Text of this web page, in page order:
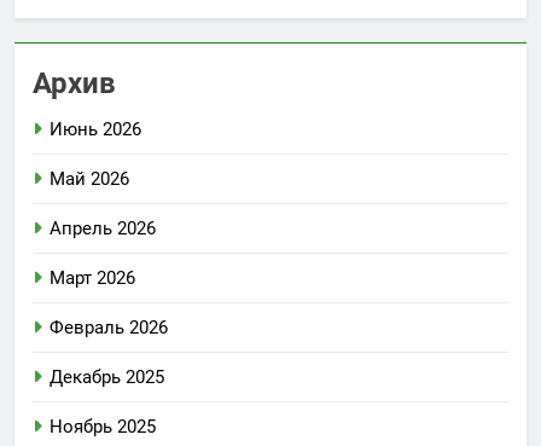
Архив
Июнь 2026
Май 2026
Апрель 2026
Март 2026
Февраль 2026
Декабрь 2025
Ноябрь 2025